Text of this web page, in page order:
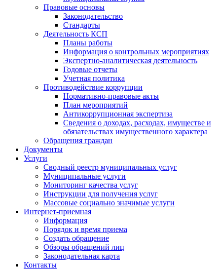
Правовые основы
Законодательство
Стандарты
Деятельность КСП
Планы работы
Информация о контрольных мероприятиях
Экспертно-аналитическая деятельность
Годовые отчеты
Учетная политика
Противодействие коррупции
Нормативно-правовые акты
План мероприятий
Антикоррупционная экспертиза
Сведения о доходах, расходах, имуществе и
обязательствах имущественного характера
Обращения граждан
Документы
Услуги
Сводный реестр муниципальных услуг
Муниципальные услуги
Мониторинг качества услуг
Инструкции для получения услуг
Массовые социально значимые услуги
Интернет-приемная
Информация
Порядок и время приема
Создать обращение
Обзоры обращений лиц
Законодательная карта
Контакты